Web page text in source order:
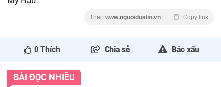
Theo www.nguoiduatin.vn Copy link
0 Thích Chia sẻ Báo xấu
BÀI ĐỌC NHIỀU